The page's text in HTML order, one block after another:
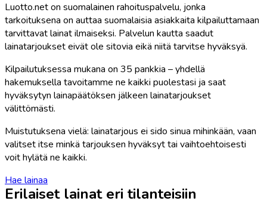
Luotto.net on suomalainen rahoituspalvelu, jonka
tarkoituksena on auttaa suomalaisia asiakkaita kilpailuttamaan
tarvittavat lainat ilmaiseksi. Palvelun kautta saadut
lainatarjoukset eivät ole sitovia eikä niitä tarvitse hyväksyä.
Kilpailutuksessa mukana on 35 pankkia – yhdellä
hakemuksella tavoitamme ne kaikki puolestasi ja saat
hyväksytyn lainapäätöksen jälkeen lainatarjoukset
välittömästi.
Muistutuksena vielä: lainatarjous ei sido sinua mihinkään, vaan
valitset itse minkä tarjouksen hyväksyt tai vaihtoehtoisesti
voit hylätä ne kaikki.
Hae lainaa
Erilaiset lainat eri tilanteisiin